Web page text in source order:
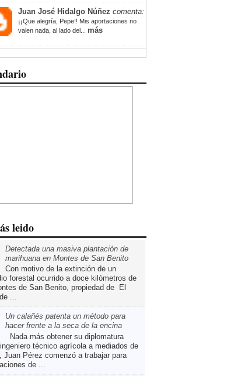
Juan José Hidalgo Núñez comenta:
¡¡Que alegría, Pepe!! Mis aportaciones no
valen nada, al lado del... más
leido
Detectada una masiva plantación de
marihuana en Montes de San Benito
Con motivo de la extinción de un
forestal ocurrido a doce kilómetros de
de San Benito, propiedad de El
...
Un calañés patenta un método para
hacer frente a la seca de la encina
Nada más obtener su diplomatura
técnico agrícola a mediados de
Juan Pérez comenzó a trabajar para
de ...